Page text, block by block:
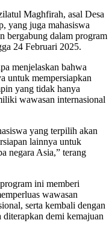
Maghfirah, asal Desa
yang juga mahasiswa
bergabung dalam program
24 Februari 2025.
menjelaskan bahwa
untuk mempersiapkan
yang tidak hanya
wawasan internasional
yang terpilih akan
lainnya untuk
negara Asia,” terang
ini memberi
wawasan
serta kembali dengan
diterapkan demi kemajuan